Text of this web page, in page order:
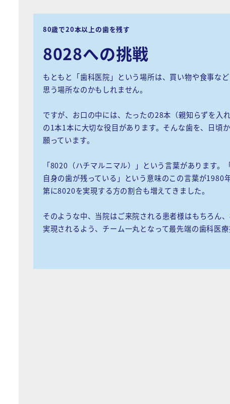
80歳で20本以上の歯を残す
8028への挑戦
もともと「歯科医院」という場所は、買い物や食事な
思う場所なのかもしれません。
ですが、お口の中には、たったの28本（親知らずを入
の1本1本に大切な役目があります。そんな歯を、日頃
願っています。
「8020（ハチマルニマル）」という言葉があります
自身の歯が残っている」という意味のこの言葉が1980
第に8020を実現する方の割合も増えてきました。
そのような中、当院はご来院される患者様はもちろん
実現されるよう、チーム一丸となって最先端の歯科医療